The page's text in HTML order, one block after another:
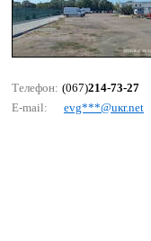
Телефон: (067)214-73-27
E-mail:
еvg***@uкr.nеt